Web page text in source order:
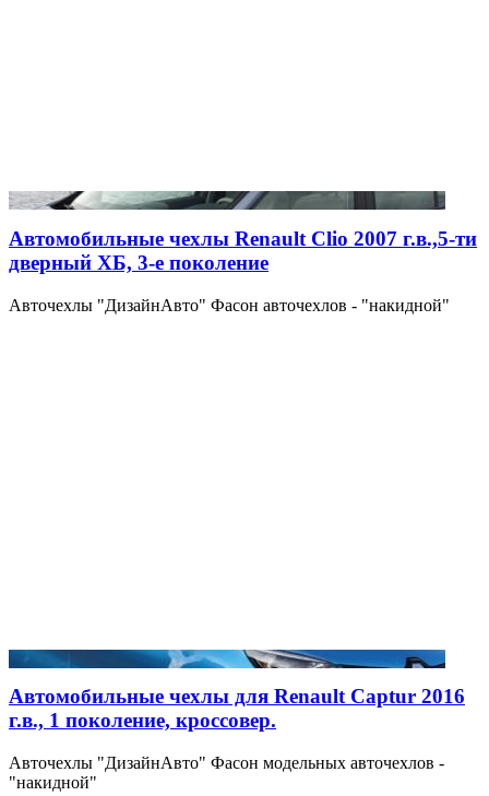
Автомобильные чехлы Renault Clio 2007 г.в.,5-ти
дверный ХБ, 3-е поколение
Авточехлы "ДизайнАвто" Фасон авточехлов - "накидной"
Автомобильные чехлы для Renault Captur 2016
г.в., 1 поколение, кроссовер.
Авточехлы "ДизайнАвто" Фасон модельных авточехлов -
"накидной"